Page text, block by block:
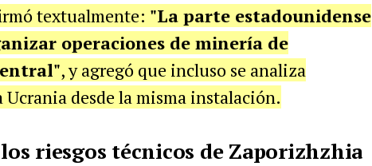
textualmente: "La parte estadounidense
operaciones de minería de
, y agregó que incluso se analiza
desde la misma instalación.
riesgos técnicos de Zaporizhzhia